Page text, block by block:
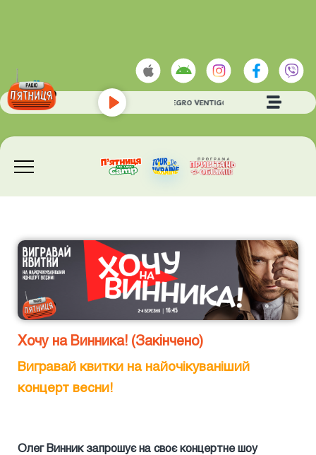
Play
DAN BALAN - ALLEGRO VENTIGO
Хочу на Винника! (Закінчено)
Вигравай квитки на найочікуваніший
концерт весни!
Олег Винник запрошує на своє концертне шоу